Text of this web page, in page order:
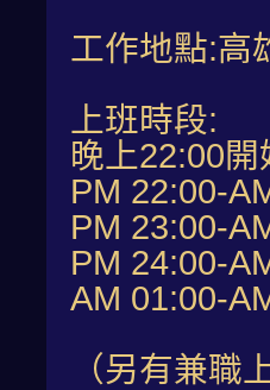
工作地點:高
上班時段:
晚上22:00開
PM 22:00-
PM 23:00-
PM 24:00-
AM 01:00-
（另有兼職